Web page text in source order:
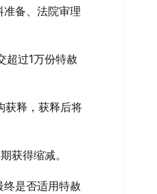
备、法院审理
超过1万份特赦
获释，获释后将
获得缩减。
是否适用特赦